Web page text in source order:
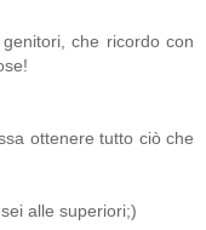
che ricordo con
ottenere tutto ciò che
alle superiori;)